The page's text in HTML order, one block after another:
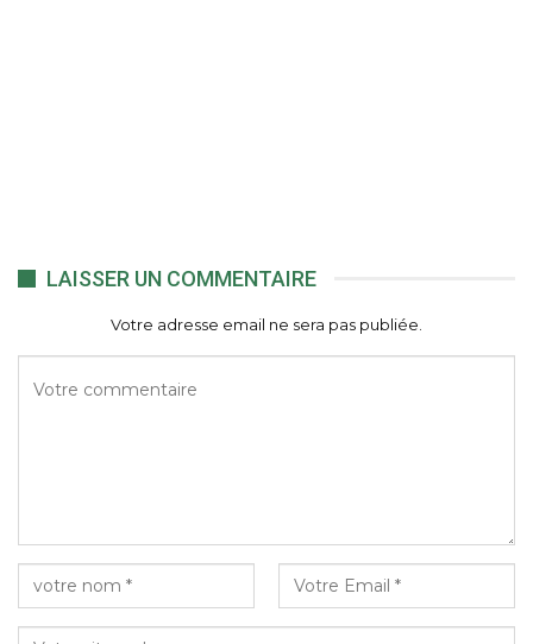
LAISSER UN COMMENTAIRE
Votre adresse email ne sera pas publiée.